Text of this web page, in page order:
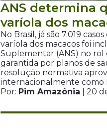
ANS determina
varíola dos
No Brasil, já são 7.019
varíola dos macacos foi
Suplementar (ANS) no
garantida por planos de
resolução normativa
internacionalmente como
Por: Pim Amazônia | 20